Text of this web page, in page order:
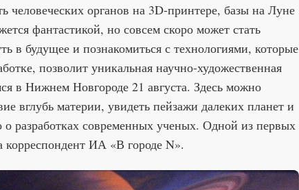
человеческих органов на 3D-принтере, базы на Луне
фантастикой, но совсем скоро может стать
в будущее и познакомиться с технологиями, которые
позволит уникальная научно-художественная
в Нижнем Новгороде 21 августа. Здесь можно
вглубь материи, увидеть пейзажи далеких планет и
о разработках современных ученых. Одной из первых
корреспондент ИА «В городе N».